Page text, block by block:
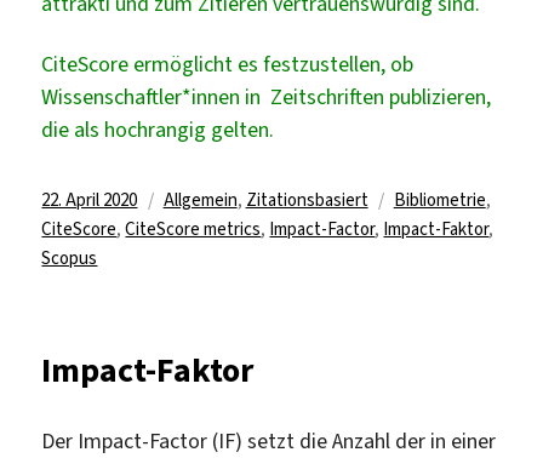
CiteScore ermöglicht es festzustellen, ob
Wissenschaftler*innen in Zeitschriften publizieren,
die als hochrangig gelten.
Veröffentlicht
am
22. April 2020 Kategorien
Allgemein, Zitationsbasiert Schlagwörter
Bibliometrie,
CiteScore,CiteScore metrics, Impact-Factor, Impact-Faktor,
Scopus
Impact-Faktor
Der Impact-Factor (IF) setzt die Anzahl der in einer